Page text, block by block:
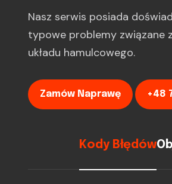
Nasz serwis posiada
typowe problemy związane z
układu hamulcowego.
Zamów Naprawę +48
Kody Błędów